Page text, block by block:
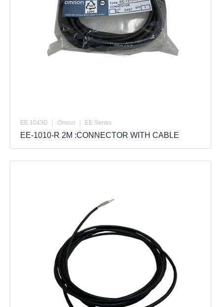
EE 1043G | Omron | EE Series
EE-1010-R 2M :CONNECTOR WITH CABLE